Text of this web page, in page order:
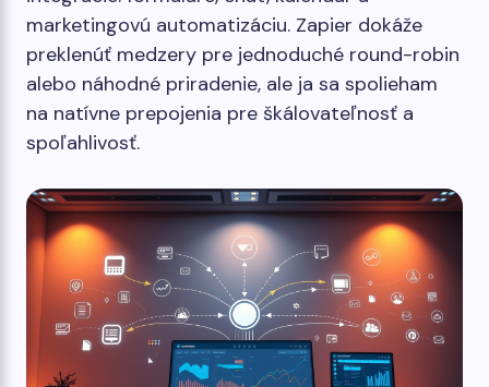
marketingovú automatizáciu. Zapier dokáže
preklenúť medzery pre jednoduché round-robin
alebo náhodné priradenie, ale ja sa spolieham
na natívne prepojenia pre škálovateľnosť a
spoľahlivosť.